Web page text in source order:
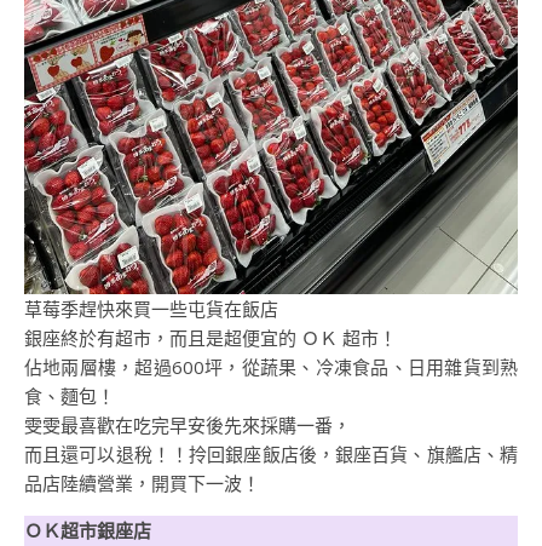
草莓季趕快來買一些屯貨在飯店
銀座終於有超市，而且是超便宜的 ＯＫ 超市！
佔地兩層樓，超過600坪，從蔬果、冷凍食品、日用雜貨到熟
食、麵包！
雯雯最喜歡在吃完早安後先來採購一番，
而且還可以退稅！！拎回銀座飯店後，銀座百貨、旗艦店、精
品店陸續營業，開買下一波！
ＯＫ超市銀座店